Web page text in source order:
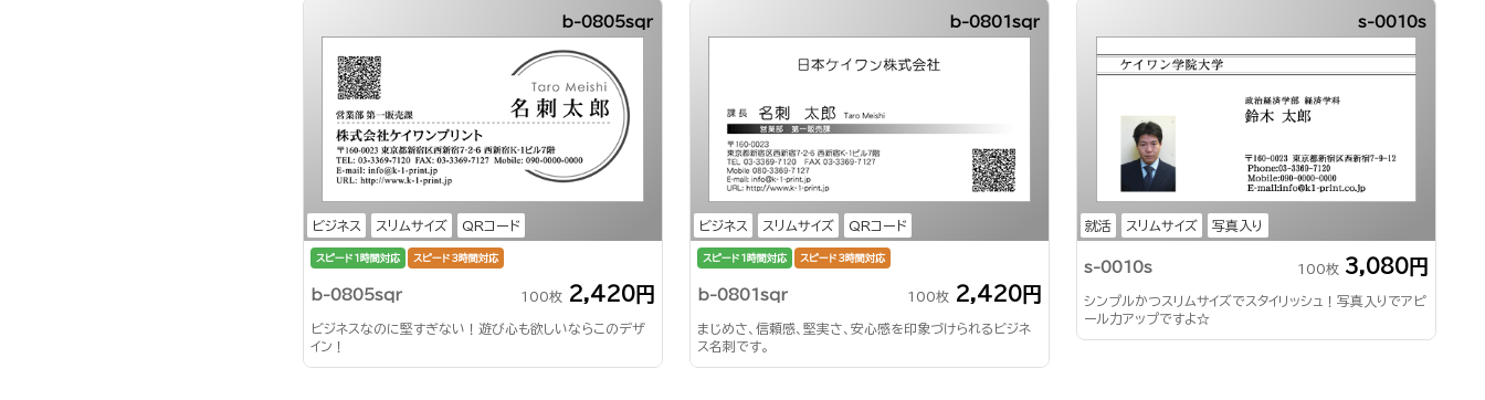
ビジネス スリムサイズ QRコード
b-0805sqr
スピード1時間対応 スピード3時間対応
b-0805sqr 100枚 2,420円
ビジネスなのに堅すぎない！遊び心も欲しいならこのデザ
イン！
ビジネス スリムサイズ QRコード
b-0801sqr
スピード1時間対応 スピード3時間対応
b-0801sqr 100枚 2,420円
まじめさ、信頼感、堅実さ、安心感を印象づけられるビジネ
ス名刺です。
就活 スリムサイズ 写真入り
s-0010s
s-0010s 100枚 3,080円
シンプルかつスリムサイズでスタイリッシュ！写真入りでアピ
ール力アップですよ☆